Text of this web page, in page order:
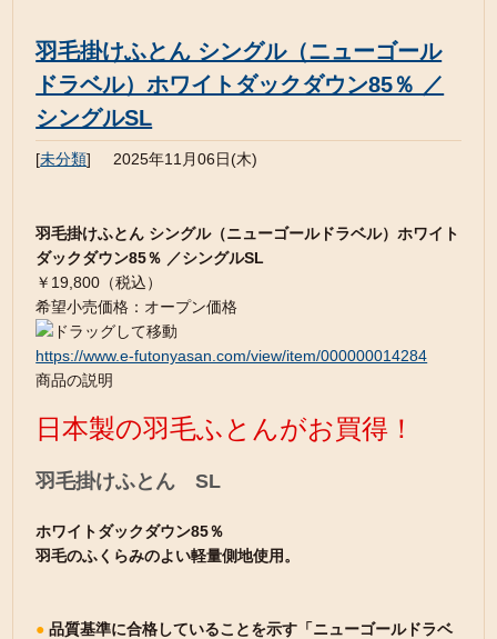
羽毛掛けふとん シングル（ニューゴール
ドラベル）ホワイトダックダウン85％ ／
シングルSL
[未分類] 2025年11月06日(木)
羽毛掛けふとん シングル（ニューゴールドラベル）ホワイト
ダックダウン85％ ／シングルSL
￥19,800（税込）
希望小売価格：オープン価格
https://www.e-futonyasan.com/view/item/000000014284
商品の説明
日本製の羽毛ふとんがお買得！
羽毛掛けふとん SL
ホワイトダックダウン85％
羽毛のふくらみのよい軽量側地使用。
●品質基準に合格していることを示す「ニューゴールドラベ